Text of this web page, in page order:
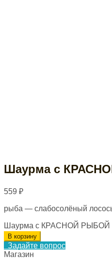
Шаурма с
559 ₽
рыба — слабосолёный
Шаурма с КРАСНОЙ РЫБОЙ
В корзину
Задайте вопрос
Магазин